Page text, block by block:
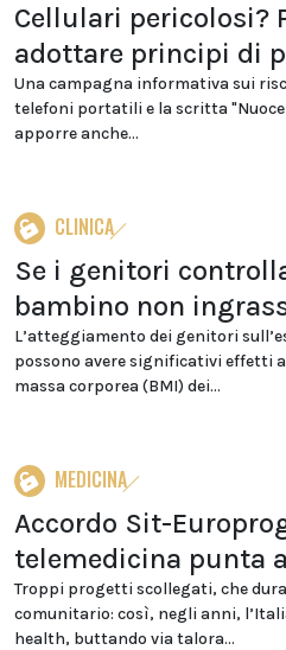
Cellulari pericolosi?
adottare principi di
Una campagna informativa sui
telefoni portatili e la scritta
apporre anche...
CLINICA
Se i genitori
bambino non
L’atteggiamento dei genitori
possono avere significativi effetti
massa corporea (BMI) dei...
MEDICINA
Accordo Sit-
telemedicina punta
Troppi progetti scollegati, che
comunitario: così, negli anni,
health, buttando via talora...